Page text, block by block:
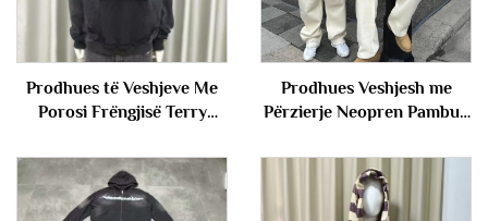
Prodhues të Veshjeve Me
Porosi Frëngjisë Terry
ngjyrim acidik vintage me
copëtim të shkatërruar
Fustan me Kapuç për
Prodhues Veshjesh me
Përzierje Neopren Pambuk
me Kapuç të Zbrazët dhe
Pantallona Sportive Veshje
Sportive për Burra